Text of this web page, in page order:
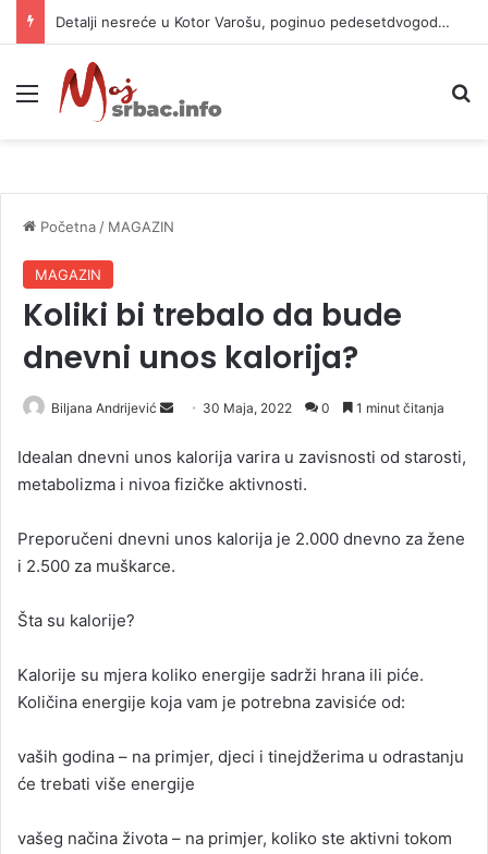
Detalji nesreće u Kotor Varošu, poginuo pedesetdvogodišnjak
Meni
Početna / MAGAZIN
MAGAZIN
Koliki bi trebalo da bude
dnevni unos kalorija?
Biljana Andrijević
n
d
n
l
30 Maja, 2022 0 1 minut čitanja
Idealan dnevni unos kalorija varira u zavisnosti od starosti,
metabolizma i nivoa fizičke aktivnosti.
Preporučeni dnevni unos kalorija je 2.000 dnevno za žene
i 2.500 za muškarce.
Šta su kalorije?
Kalorije su mjera koliko energije sadrži hrana ili piće.
Količina energije koja vam je potrebna zavisiće od:
vaših godina – na primjer, djeci i tinejdžerima u odrastanju
će trebati više energije
vašeg načina života – na primjer, koliko ste aktivni tokom